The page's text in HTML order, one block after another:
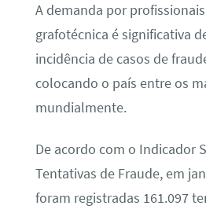
A demanda por
grafotécnica é significativa
incidência de casos de
colocando o país entre os
mundialmente.
De acordo com o Indicador
Tentativas de Fraude, em
foram registradas 161.097